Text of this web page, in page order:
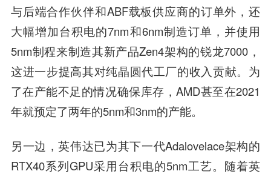
与后端合作伙伴和ABF载板供应商的订单外，还
大幅增加台积电的7nm和6nm制造订单，并使用
5nm制程来制造其新产品Zen4架构的锐龙7000，
这进一步提高其对纯晶圆代工厂的收入贡献。为
了在产能不足的情况确保库存，AMD甚至在2021
年就预定了两年的5nm和3nm的产能。
另一边，英伟达已为其下一代Adalovelace架构的
RTX40系列GPU采用台积电的5nm工艺。随着英